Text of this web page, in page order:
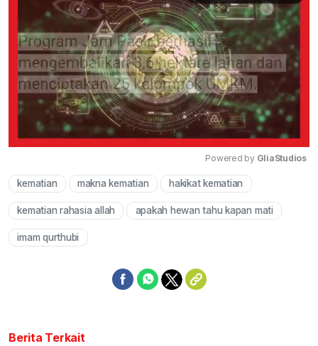
Powered by GliaStudios
kematian makna kematian hakikat kematian
kematian rahasia allah apakah hewan tahu kapan mati
imam qurthubi
Berita Terkait